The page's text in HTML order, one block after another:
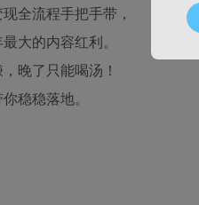
全流程手把手带，
大的内容红利。
晚了只能喝汤！
稳稳落地。